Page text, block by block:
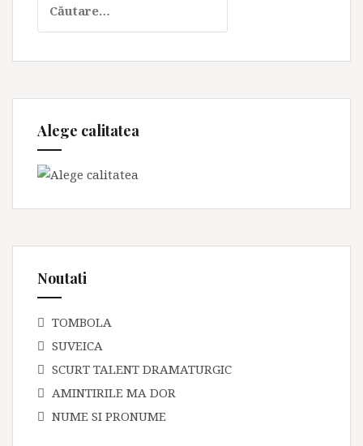
după:
Alege calitatea
Noutati
TOMBOLA
SUVEICA
SCURT TALENT DRAMATURGIC
AMINTIRILE MA DOR
NUME SI PRONUME